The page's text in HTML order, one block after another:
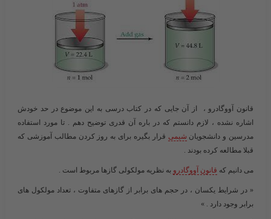
قانون آووگادرو ،
از آن جایی که در کتاب درسی به این موضوع در حد خودش
اشاره نشده ، لازم دانستم که در باره آن قدری توضیح دهم . تا مورد استفاده
مدرسین و دانشجویان شیمی قرار بگیره برای به روز کردن مطالب آموزشی که
قبلا مطالعه کرده بودند .
می دانیم که قانون آووگادرو به نظریه مولکولی گازها مربوط است .
« در شرایط یکسان ، در حجم های برابر از گازهای متفاوت ، تعداد مولکول های
برابر وجود دارد . »